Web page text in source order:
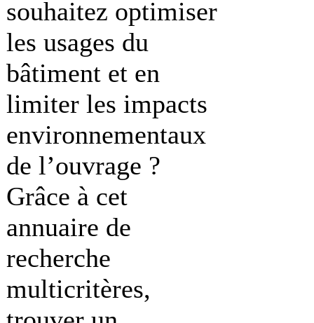
souhaitez optimiser
les usages du
bâtiment et en
limiter les impacts
environnementaux
de l’ouvrage ?
Grâce à cet
annuaire de
recherche
multicritères,